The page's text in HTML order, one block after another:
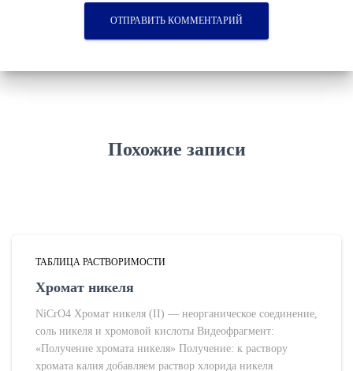
Похожие записи
ТАБЛИЦА РАСТВОРИМОСТИ
Хромат никеля
NiCrO4 Хромат никеля (II) — неорганическое соединение,
соль никеля и хромовой кислоты Видеофрагмент:
«Получение хромата никеля» Получение: к раствору
хромата калия добавляем раствор хлорида никеля